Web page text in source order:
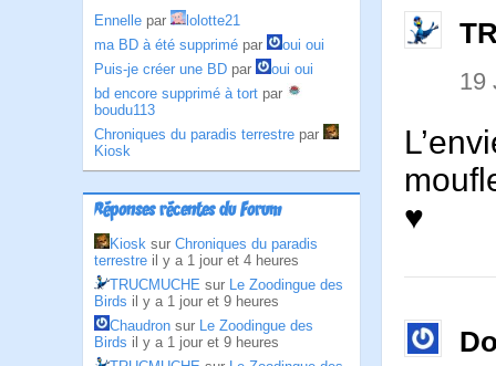
Ennelle par
lolotte21
ma BD à été supprimé par
oui oui
Puis-je créer une BD par
oui oui
bd encore supprimé à tort par
boudu113
Chroniques du paradis terrestre par
Kiosk
Réponses récentes du Forum
Kiosk sur Chroniques du paradis
terrestre il y a 1 jour et 4 heures
TRUCMUCHE sur Le Zoodingue des
Birds il y a 1 jour et 9 heures
Chaudron sur Le Zoodingue des
Birds il y a 1 jour et 9 heures
19
♥